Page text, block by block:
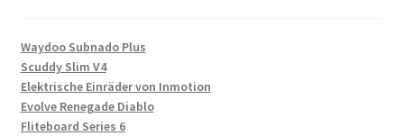
Waydoo Subnado Plus
Scuddy Slim V4
Elektrische Einräder von Inmotion
Evolve Renegade Diablo
Fliteboard Series 6